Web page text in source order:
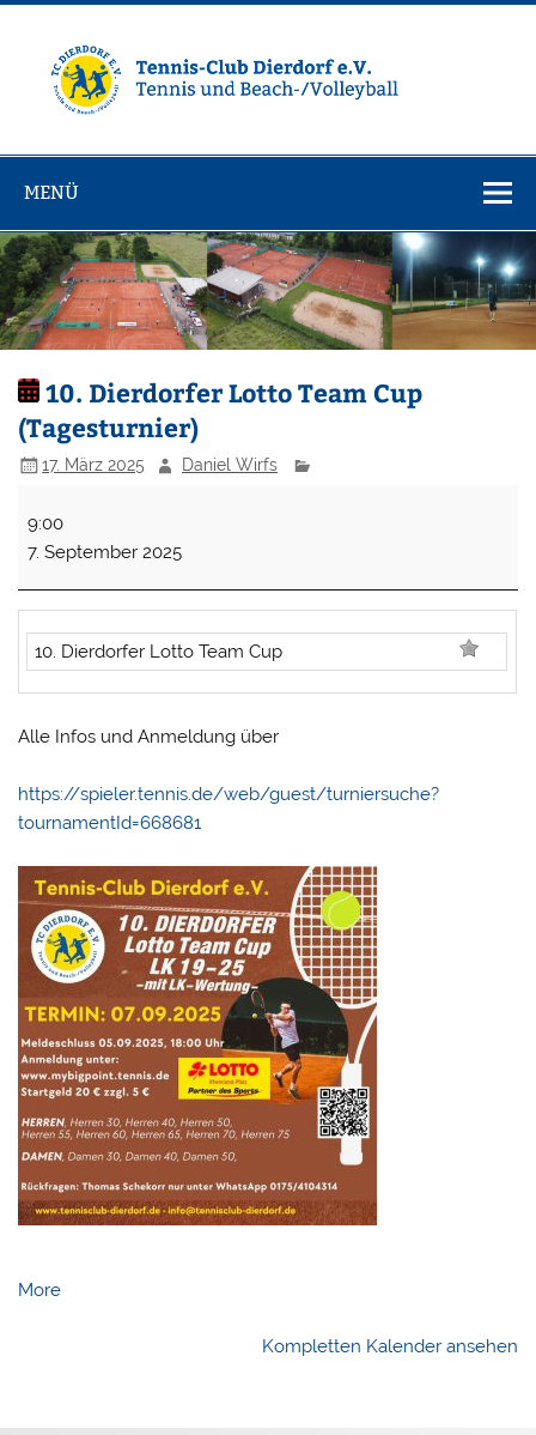
Zum
Dierdorf e.V.
MENÜ
10. Dierdorfer Lotto Team Cup
(Tagesturnier)
17. März 2025 Daniel Wirfs
Dierdorfer
Lotto
Team
Cup
(Tagesturnier)
9:00
7. September 2025
10. Dierdorfer Lotto Team Cup
Alle Infos und Anmeldung über
https://spieler.tennis.de/web/guest/turniersuche?
tournamentId=668681
Moreabout
Kompletten Kalender ansehen